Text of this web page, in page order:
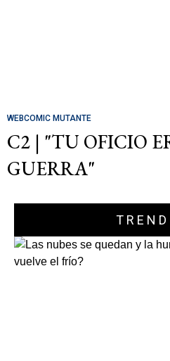
WEBCOMIC MUTANTE
C2 | "TU OFICIO
GUERRA"